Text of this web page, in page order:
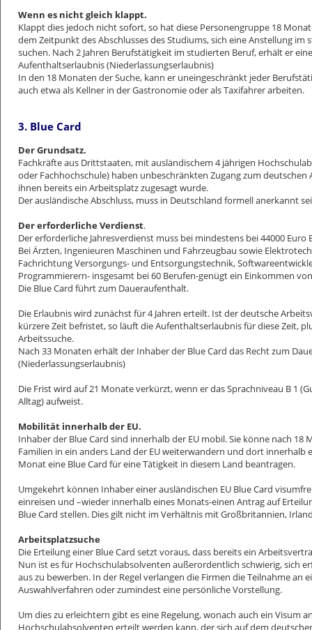
Wenn es nicht gleich klappt.
Klappt dies jedoch nicht sofort, so hat diese Personengruppe 18
dem Zeitpunkt des Abschlusses des Studiums, sich eine Anstellung im
suchen. Nach 2 Jahren Berufstätigkeit im studierten Beruf, erhält er
Aufenthaltserlaubnis (Niederlassungserlaubnis)
In den 18 Monaten der Suche, kann er uneingeschränkt jeder
auch etwa als Kellner in der Gastronomie oder als Taxifahrer arbeiten.
3. Blue Card
Der Grundsatz.
Fachkräfte aus Drittstaaten, mit ausländischem 4 jährigen
oder Fachhochschule) haben unbeschränkten Zugang zum
ihnen bereits ein Arbeitsplatz zugesagt wurde.
Der ausländische Abschluss, muss in Deutschland formell anerkannt
Der erforderliche Verdienst.
Der erforderliche Jahresverdienst muss bei mindestens bei 44000 Euro
Bei Ärzten, Ingenieuren Maschinen und Fahrzeugbau sowie
Fachrichtung Versorgungs- und Entsorgungstechnik,
Programmierern- insgesamt bei 60 Berufen-genügt ein Einkommen
Die Blue Card führt zum Daueraufenthalt.
Die Erlaubnis wird zunächst für 4 Jahren erteilt. Ist der deutsche
kürzere Zeit befristet, so läuft die Aufenthaltserlaubnis für diese Zeit,
Arbeitssuche.
Nach 33 Monaten erhält der Inhaber der Blue Card das Recht zum
(Niederlassungserlaubnis)
Die Frist wird auf 21 Monate verkürzt, wenn er das Sprachniveau B 1
Alltag) aufweist.
Mobilität innerhalb der EU.
Inhaber der Blue Card sind innerhalb der EU mobil. Sie könne nach 18
Familien in ein anders Land der EU weiterwandern und dort innerhalb
Monat eine Blue Card für eine Tätigkeit in diesem Land beantragen.
Umgekehrt können Inhaber einer ausländischen EU Blue Card
einreisen und –wieder innerhalb eines Monats-einen Antrag auf
Blue Card stellen. Dies gilt nicht im Verhältnis mit Großbritannien,
Arbeitsplatzsuche
Die Erteilung einer Blue Card setzt voraus, dass bereits ein
Nun ist es für Hochschulabsolventen außerordentlich schwierig, sich
aus zu bewerben. In der Regel verlangen die Firmen die Teilnahme an
Auswahlverfahren oder zumindest eine persönliche Vorstellung.
Um dies zu erleichtern gibt es eine Regelung, wonach auch ein Visum
Hochschulabsolventen erteilt werden kann, der sich auf dem